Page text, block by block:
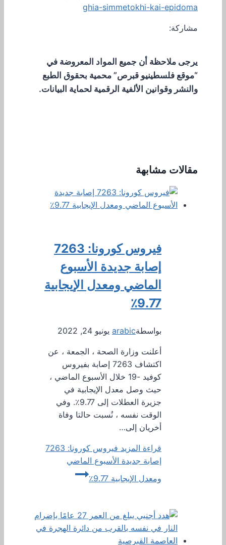
ghia-simmetokhi-kai-epidoma
مشاركة:
يرجى ملاحظة أن جميع المواد المعروضة في
“موقع فلسطينيو قبرص” محمية بحقوق الطبع
والنشر وقوانين الألفية الرقمية لحماية البيانات.
مقالات مشابهة
فيروس كورونا: 7263
إصابة جديدة الأسبوع
الماضي ومعدل الإيجابية
9.77٪
بواسطةarabic يونيو 24, 2022
أعلنت وزارة الصحة ، الجمعة ، عن
اكتشاف 7263 إصابة بفيروس
كوفيد -19 خلال الأسبوع الماضي ،
حيث وصل معدل الإيجابية في
جزيرة العطلات إلى 9.77٪. وفي
الوقت نفسه ، نُسبت حالتا وفاة
أخريان إلى…
قراءة المزيد
فيروس كورونا: 7263
إصابة جديدة الأسبوع الماضي
ومعدل الإيجابية 9.77٪